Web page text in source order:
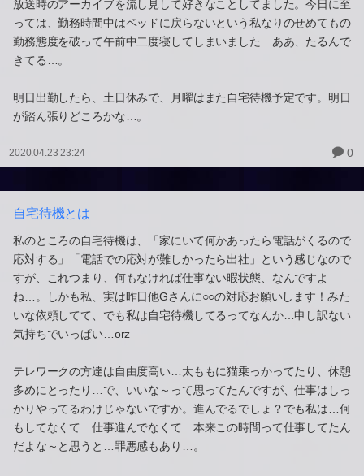
放送時のアーカイブを流し見して好きなことしてました。今日に至
っては、勤務時間中はベッドに戻らないという私なりのせめてもの
勤務態度を破って午前中二度寝してしまいました…ああ、たるんで
きてる…。
明日出勤したら、土日休みで、月曜はまた自宅待機予定です。明日
が踏ん張りどころかな…。
2020.04.23 23:24 0
自宅待機とは
私のところの自宅待機は、「家にいて何かあったら電話がくるので
応対する」「電話での応対が難しかったら出社」という感じなので
すが、これつまり、何もなければ仕事ない暇状態、なんですよ
ね…。しかも私、実は昨日他Gさんに○○の対応お願いします！みた
いな依頼してて、でも私は自宅待機してるってなんか…申し訳ない
気持ちでいっぱい…orz
テレワークの方達は自由度高い…太ももに猫乗っかってたり、休憩
多めにとったり…で、いいな～って思ってたんですが、仕事はしっ
かりやってるわけじゃないですか。進んでるでしょ？でも私は…何
もしてなくて…仕事進んでなくて…本来この時間って仕事してたん
だよな～と思うと…罪悪感もあり…。